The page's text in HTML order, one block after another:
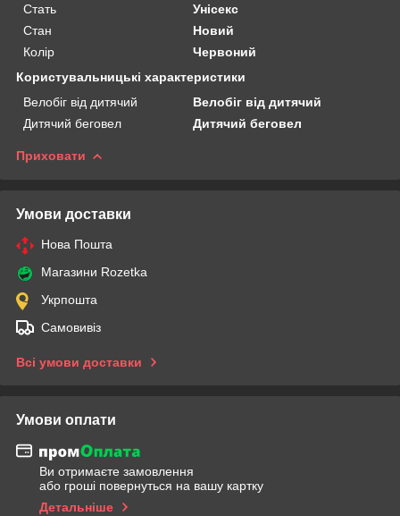
Стать
Унісекс
Стан
Новий
Колір
Червоний
Користувальницькі характеристики
Велобіг від дитячий
Велобіг від дитячий
Дитячий беговел
Дитячий беговел
Приховати
Умови доставки
Нова Пошта
Магазини Rozetka
Укрпошта
Самовивіз
Всі умови доставки
Умови оплати
Ви отримаєте замовлення
або гроші повернуться на вашу картку
Детальніше